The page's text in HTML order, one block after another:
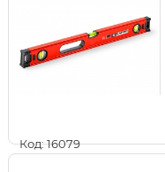
Код: 16079